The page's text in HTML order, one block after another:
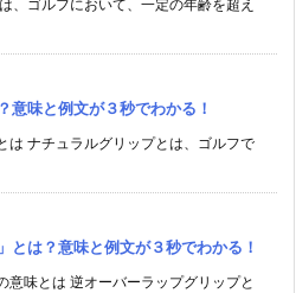
、ゴルフにおいて、一定の年齢を超え
意味と例文が３秒でわかる！
は ナチュラルグリップとは、ゴルフで
とは？意味と例文が３秒でわかる！
意味とは 逆オーバーラップグリップと